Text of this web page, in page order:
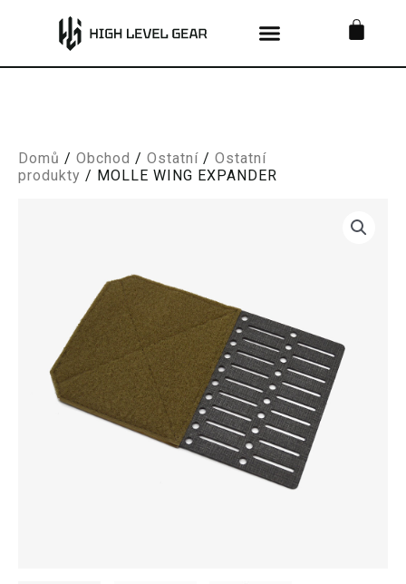
Domů / Obchod / Ostatní / Ostatní
produkty / MOLLE WING EXPANDER